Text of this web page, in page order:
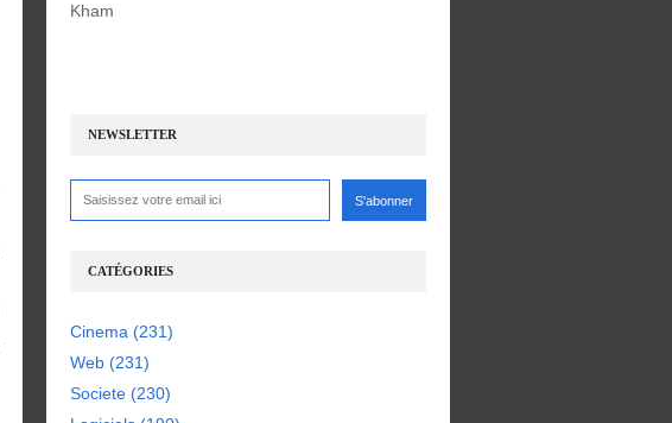
NEWSLETTER
CATÉGORIES
Cinema (231)
Web (231)
Societe (230)
Kham